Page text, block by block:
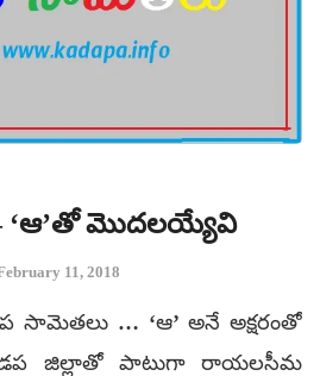
‘ఆ’తో మొదలయ్యేవి
11, 2018
సామెతలు … ‘ఆ’ అనే అక్షరంతో
జిల్లాతో పాటుగా రాయలసీమ